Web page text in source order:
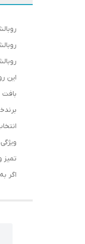
این
تمیز و
اگر